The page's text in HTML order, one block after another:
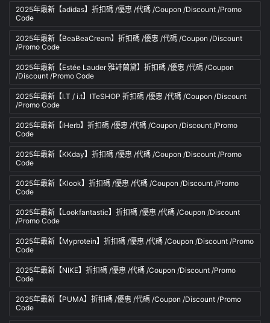
2025年最新【adidas】折扣碼 /優惠 /代碼 /Coupon /Discount /Promo
Code
2025年最新【BeaBeaCream】折扣碼 /優惠 /代碼 /Coupon /Discount
/Promo Code
2025年最新【Estée Lauder 雅詩蘭黛】折扣碼 /優惠 /代碼 /Coupon
/Discount /Promo Code
2025年最新【I.T / i.t】ITeSHOP 折扣碼 /優惠 /代碼 /Coupon /Discount
/Promo Code
2025年最新【iHerb】折扣碼 /優惠 /代碼 /Coupon /Discount /Promo
Code
2025年最新【KKday】折扣碼 /優惠 /代碼 /Coupon /Discount /Promo
Code
2025年最新【Klook】折扣碼 /優惠 /代碼 /Coupon /Discount /Promo
Code
2025年最新【Lookfantastic】折扣碼 /優惠 /代碼 /Coupon /Discount
/Promo Code
2025年最新【Myprotein】折扣碼 /優惠 /代碼 /Coupon /Discount /Promo
Code
2025年最新【NIKE】折扣碼 /優惠 /代碼 /Coupon /Discount /Promo
Code
2025年最新【PUMA】折扣碼 /優惠 /代碼 /Coupon /Discount /Promo
Code